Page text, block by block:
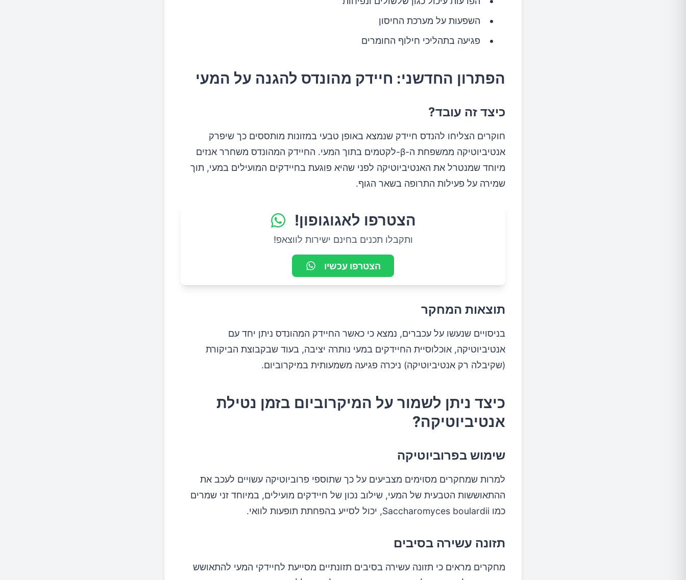
השפעות על מערכת החיסון
פגיעה בתהליכי חילוף החומרים
הפתרון החדשני: חיידק מהונדס להגנה על המעי
כיצד זה עובד?
חוקרים הצליחו להנדס חיידק שנמצא באופן טבעי במזונות מותססים כך שיפרק
אנטיביוטיקה ממשפחת ה-β-לקטמים בתוך המעי. החיידק המהונדס משחרר אנזים
מיוחד שמנטרל את האנטיביוטיקה לפני שהיא פוגעת בחיידקים המועילים במעי, תוך
שמירה על פעילות התרופה בשאר הגוף.
הצטרפו לאגוגופון!
ותקבלו תכנים בחינם ישירות לווצאפ!
הצטרפו עכשיו
תוצאות המחקר
בניסויים שנעשו על עכברים, נמצא כי כאשר החיידק המהונדס ניתן יחד עם
אנטיביוטיקה, אוכלוסיית החיידקים במעי נותרה יציבה, בעוד שבקבוצת הביקורת
(שקיבלה רק אנטיביוטיקה) ניכרה פגיעה משמעותית במיקרוביום.
כיצד ניתן לשמור על המיקרוביום בזמן נטילת
אנטיביוטיקה?
שימוש בפרוביוטיקה
למרות שמחקרים מסוימים מצביעים על כך שתוספי פרוביוטיקה עשויים לעכב את
ההתאוששות הטבעית של המעי, שילוב נכון של חיידקים מועילים, במיוחד זני שמרים
כמו Saccharomyces boulardii, יכול לסייע בהפחתת תופעות לוואי.
תזונה עשירה בסיבים
מחקרים מראים כי תזונה עשירה בסיבים תזונתיים מסייעת לחיידקי המעי להתאושש